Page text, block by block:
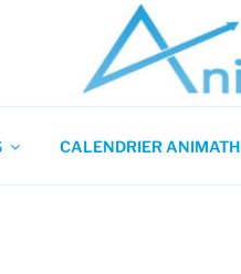
Mathématiques
CALENDRIER ANIMATH